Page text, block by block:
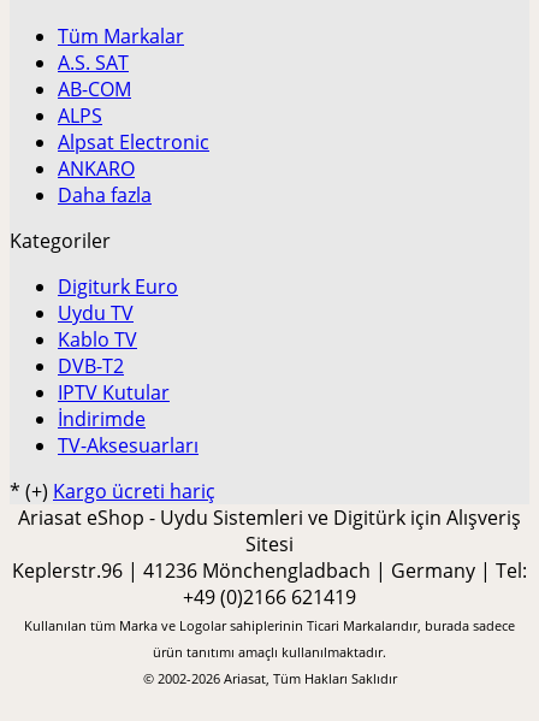
Tüm Markalar
A.S. SAT
AB-COM
ALPS
Alpsat Electronic
ANKARO
Daha fazla
Kategoriler
Digiturk Euro
Uydu TV
Kablo TV
DVB-T2
IPTV Kutular
İndirimde
TV-Aksesuarları
* (+) Kargo ücreti hariç
Ariasat eShop - Uydu Sistemleri ve Digitürk için Alışveriş
Sitesi
Keplerstr.96 | 41236 Mönchengladbach | Germany | Tel:
+49 (0)2166 621419
Kullanılan tüm Marka ve Logolar sahiplerinin Ticari Markalarıdır, burada sadece
ürün tanıtımı amaçlı kullanılmaktadır.
© 2002-2026 Ariasat, Tüm Hakları Saklıdır